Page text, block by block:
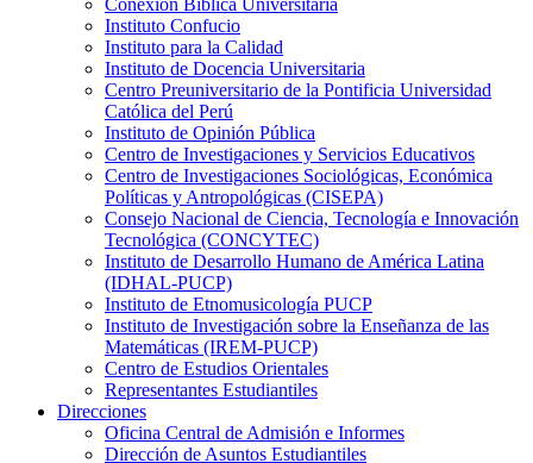
Conexión Bíblica Universitaria
Instituto Confucio
Instituto para la Calidad
Instituto de Docencia Universitaria
Centro Preuniversitario de la Pontificia Universidad
Católica del Perú
Instituto de Opinión Pública
Centro de Investigaciones y Servicios Educativos
Centro de Investigaciones Sociológicas, Económica
Políticas y Antropológicas (CISEPA)
Consejo Nacional de Ciencia, Tecnología e Innovación
Tecnológica (CONCYTEC)
Instituto de Desarrollo Humano de América Latina
(IDHAL-PUCP)
Instituto de Etnomusicología PUCP
Instituto de Investigación sobre la Enseñanza de las
Matemáticas (IREM-PUCP)
Centro de Estudios Orientales
Representantes Estudiantiles
Direcciones
Oficina Central de Admisión e Informes
Dirección de Asuntos Estudiantiles